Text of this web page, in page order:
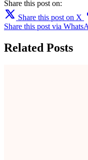
Share this post on:
Share this post on X
Share this post via
Related Posts